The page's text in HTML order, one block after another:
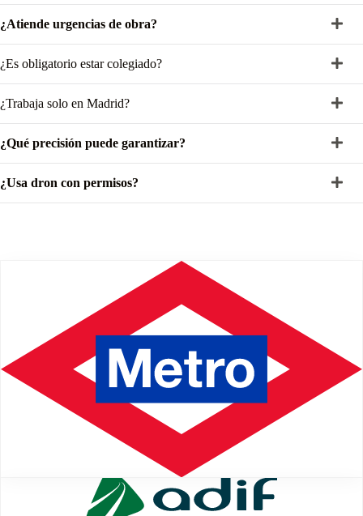
¿Atiende urgencias de obra?
¿Es obligatorio estar colegiado?
¿Trabaja solo en Madrid?
¿Qué precisión puede garantizar?
¿Usa dron con permisos?